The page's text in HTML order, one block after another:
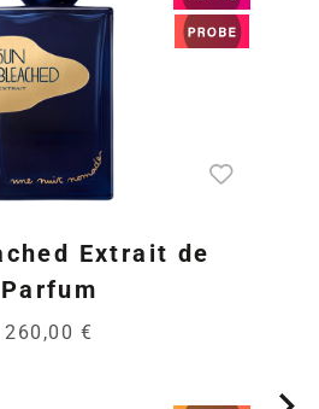
Extrait de
Parfum
260,00 €